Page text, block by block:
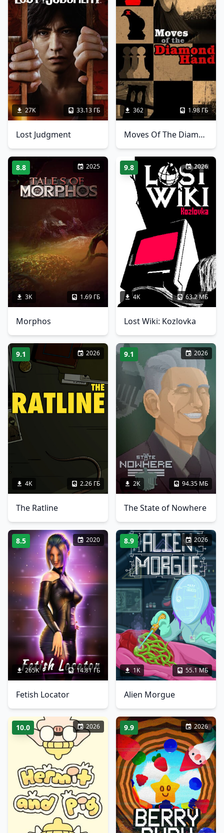
27K 33.13 ГБ
Lost Judgment
362 1.98 ГБ
Moves Of The Diamond Hand
8.8 2025
3K 1.69 ГБ
Morphos
9.8 2026
4K 63.2 МБ
Lost Wiki: Kozlovka
9.1 2026
4K 2.26 ГБ
The Ratline
9.1 2026
2K 94.35 МБ
The State of Nowhere
8.5 2020
265K 14.81 ГБ
Fetish Locator
8.9 2026
1K 55.1 МБ
Alien Morgue
10.0 2026 9.9 2026